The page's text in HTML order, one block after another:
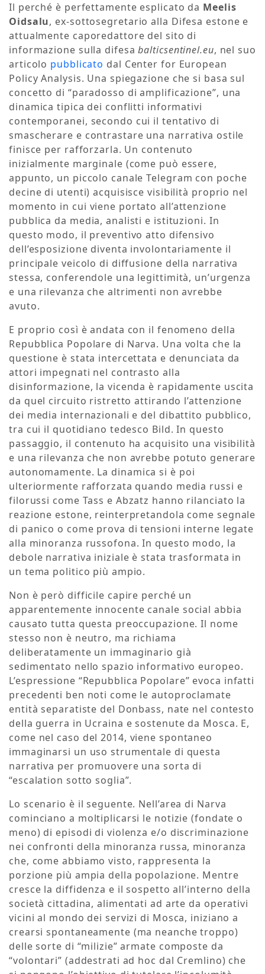
Il perché è perfettamente esplicato da Meelis
Oidsalu, ex-sottosegretario alla Difesa estone e
attualmente caporedattore del sito di
informazione sulla difesabalticsentinel.eu, nel suo
articolo pubblicato dal Center for European
Policy Analysis. Una spiegazione che si basa sul
concetto di “paradosso di amplificazione”, una
dinamica tipica dei conflitti informativi
contemporanei, secondo cui il tentativo di
smascherare e contrastare una narrativa ostile
finisce per rafforzarla. Un contenuto
inizialmente marginale (come può essere,
appunto, un piccolo canale Telegram con poche
decine di utenti) acquisisce visibilità proprio nel
momento in cui viene portato all’attenzione
pubblica da media, analisti e istituzioni. In
questo modo, il preventivo atto difensivo
dell’esposizione diventa involontariamente il
principale veicolo di diffusione della narrativa
stessa, conferendole una legittimità, un’urgenza
e una rilevanza che altrimenti non avrebbe
avuto.
E proprio così è andata con il fenomeno della
Repubblica Popolare di Narva. Una volta che la
questione è stata intercettata e denunciata da
attori impegnati nel contrasto alla
disinformazione, la vicenda è rapidamente uscita
da quel circuito ristretto attirando l’attenzione
dei media internazionali e del dibattito pubblico,
tra cui il quotidiano tedesco Bild. In questo
passaggio, il contenuto ha acquisito una visibilità
e una rilevanza che non avrebbe potuto generare
autonomamente. La dinamica si è poi
ulteriormente rafforzata quando media russi e
filorussi come Tass e Abzatz hanno rilanciato la
reazione estone, reinterpretandola come segnale
di panico o come prova di tensioni interne legate
alla minoranza russofona. In questo modo, la
debole narrativa iniziale è stata trasformata in
un tema politico più ampio.
Non è però difficile capire perché un
apparentemente innocente canale social abbia
causato tutta questa preoccupazione. Il nome
stesso non è neutro, ma richiama
deliberatamente un immaginario già
sedimentato nello spazio informativo europeo.
L’espressione “Repubblica Popolare” evoca infatti
precedenti ben noti come le autoproclamate
entità separatiste del Donbass, nate nel contesto
della guerra in Ucraina e sostenute da Mosca. E,
come nel caso del 2014, viene spontaneo
immaginarsi un uso strumentale di questa
narrativa per promuovere una sorta di
“escalation sotto soglia”.
Lo scenario è il seguente. Nell’area di Narva
cominciano a moltiplicarsi le notizie (fondate o
meno) di episodi di violenza e/o discriminazione
nei confronti della minoranza russa, minoranza
che, come abbiamo visto, rappresenta la
porzione più ampia della popolazione. Mentre
cresce la diffidenza e il sospetto all’interno della
società cittadina, alimentati ad arte da operativi
vicini al mondo dei servizi di Mosca, iniziano a
crearsi spontaneamente (ma neanche troppo)
delle sorte di “milizie” armate composte da
“volontari” (addestrati ad hoc dal Cremlino) che